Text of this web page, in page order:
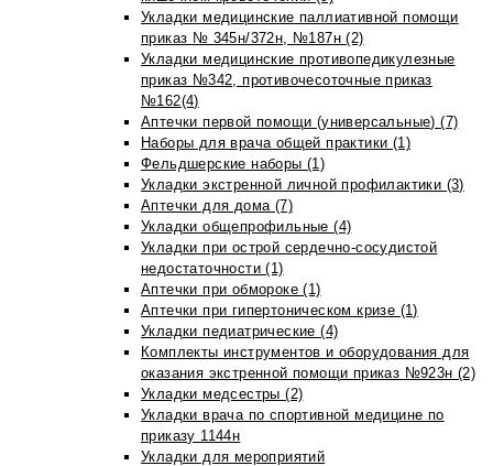
Укладки медицинские паллиативной помощи
приказ № 345н/372н, №187н (2)
Укладки медицинские противопедикулезные
приказ №342, противочесоточные приказ
№162(4)
Аптечки первой помощи (универсальные) (7)
Наборы для врача общей практики (1)
Фельдшерские наборы (1)
Укладки экстренной личной профилактики (3)
Аптечки для дома (7)
Укладки общепрофильные (4)
Укладки при острой сердечно-сосудистой
недостаточности (1)
Аптечки при обмороке (1)
Аптечки при гипертоническом кризе (1)
Укладки педиатрические (4)
Комплекты инструментов и оборудования для
оказания экстренной помощи приказ №923н (2)
Укладки медсестры (2)
Укладки врача по спортивной медицине по
приказу 1144н
Укладки для мероприятий